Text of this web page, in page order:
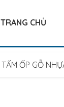
TRANG CHỦ
TẤM ỐP GỖ